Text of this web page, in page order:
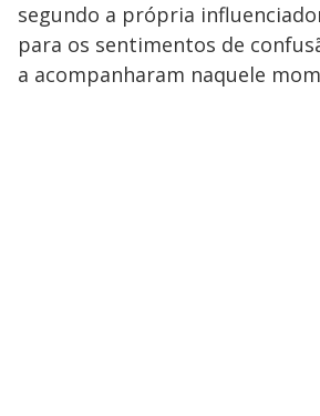
segundo a própria
para os sentimentos de
a acompanharam naquele